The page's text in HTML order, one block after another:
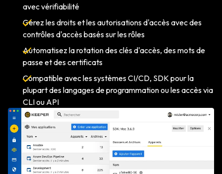
avec vérifiabilité
Gérez les droits et les autorisations d'accès avec des
contrôles d'accès basés sur les rôles
Automatisez la rotation des clés d'accès, des mots de
passe et des certificats
Compatible avec les systèmes CI/CD, SDK pour la
plupart des langages de programmation ou les accès via
CLI ou API